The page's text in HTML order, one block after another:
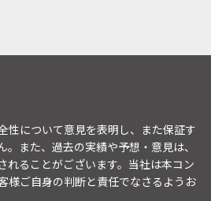
性について意見を表明し、また保証す
また、過去の実績や予想・意見は、
ることがございます。当社は本コン
様ご自身の判断と責任でなさるようお